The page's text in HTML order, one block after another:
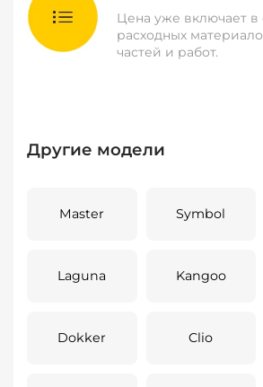
Цена уже включает в
расходных
частей и работ.
Другие модели
Master Symbol
Laguna Kangoo
Dokker Clio